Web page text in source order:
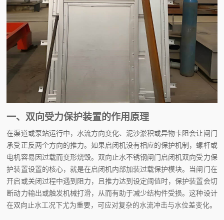
一、双向受力保护装置的作用原理
在渠道或泵站运行中，水流方向变化、泥沙淤积或异物卡阻会让闸门
承受正反两个方向的推力。如果启闭机没有相应的保护机制，螺杆或
电机容易因过载而变形烧毁。双向止水不锈钢闸门启闭机双向受力保
护装置设置的核心，就是在启闭机内部加装过载保护模块。当闸门在
开启或关闭过程中遇到阻力，且推力达到设定阈值时，保护装置会切
断动力输出或触发机械打滑，从而有助于减少结构件受损。这种设计
在双向止水工况下尤为重要，可应对复杂的水流冲击与水位差变化。